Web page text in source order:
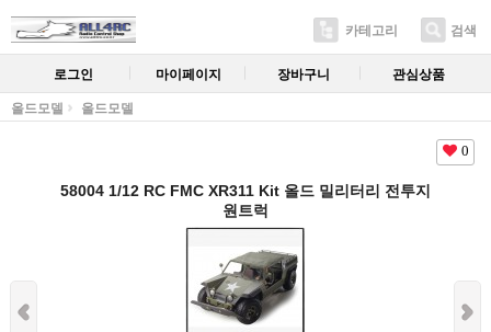
카테고리 검색
로그인 마이페이지 장바구니 관심상품
올드모델 올드모델
0
58004 1/12 RC FMC XR311 Kit 올드 밀리터리 전투지
원트럭